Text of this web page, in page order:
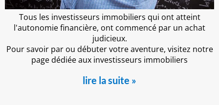
Tous les investisseurs immobiliers qui ont atteint
l'autonomie financière, ont commencé par un achat
judicieux.
Pour savoir par ou débuter votre aventure, visitez notre
page dédiée aux investisseurs immobiliers
lire la suite »